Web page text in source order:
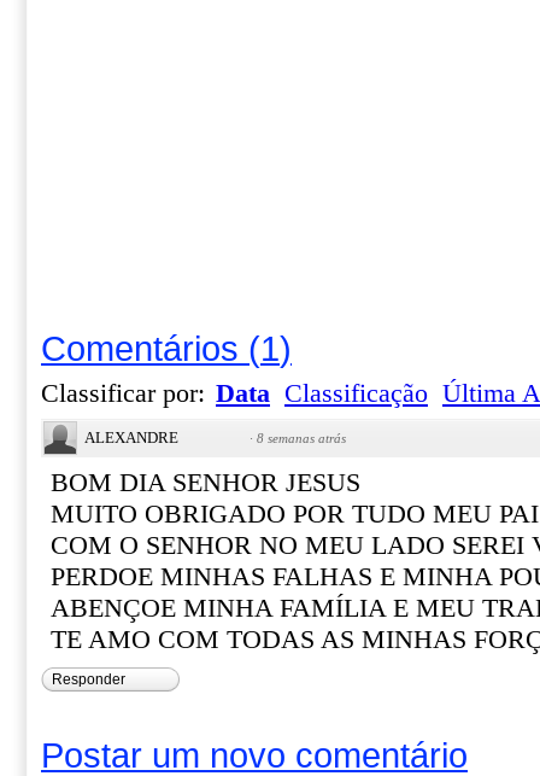
Comentários (1)
Classificar por: Data Classificação Última
ALEXANDRE · 8 semanas atrás
BOM DIA SENHOR JESUS
MUITO OBRIGADO POR TUDO MEU PAI
COM O SENHOR NO MEU LADO SEREI
PERDOE MINHAS FALHAS E MINHA
ABENÇOE MINHA FAMÍLIA E MEU
TE AMO COM TODAS AS MINHAS
Responder
Postar um novo comentário